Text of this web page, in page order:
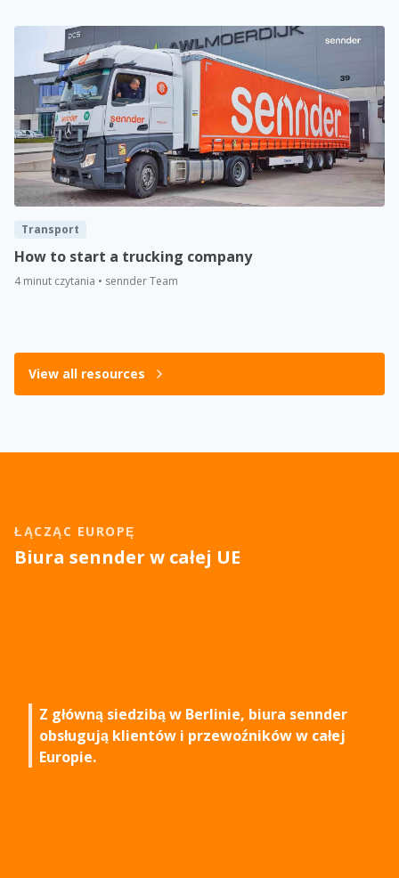
Transport
How to start a trucking company
4 minut czytania • sennder Team
View all resources
ŁĄCZĄC EUROPĘ
Biura sennder w całej UE
22
Z główną siedzibą w Berlinie, biura sennder
obsługują klientów i przewoźników w całej
Europie.